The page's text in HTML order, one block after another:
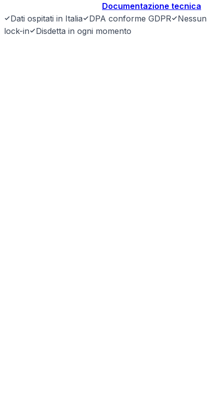
Documentazione tecnica
Dati ospitati in Italia
DPA conforme GDPR
Nessun
lock-in
Disdetta in ogni momento